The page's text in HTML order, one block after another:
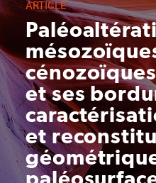
ARTICLE
et ses
et